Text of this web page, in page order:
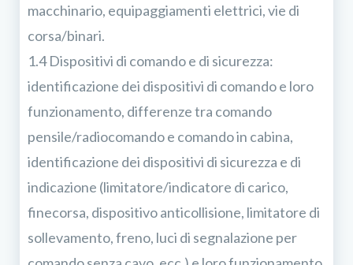
macchinario, equipaggiamenti elettrici, vie di
corsa/binari.
1.4 Dispositivi di comando e di sicurezza:
identificazione dei dispositivi di comando e loro
funzionamento, differenze tra comando
pensile/radiocomando e comando in cabina,
identificazione dei dispositivi di sicurezza e di
indicazione (limitatore/indicatore di carico,
finecorsa, dispositivo anticollisione, limitatore di
sollevamento, freno, luci di segnalazione per